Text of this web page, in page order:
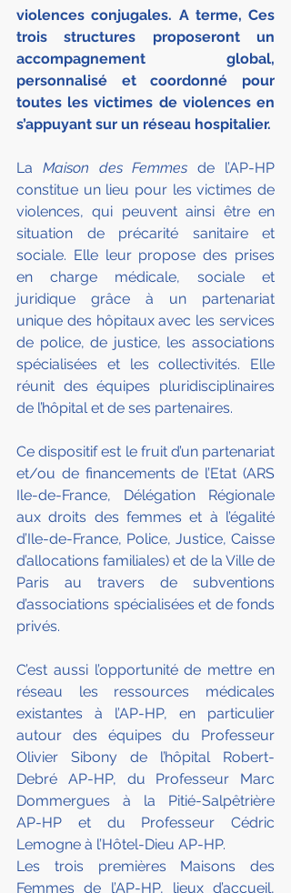
violences conjugales. A terme, Ces
trois structures proposeront un
accompagnement global,
personnalisé et coordonné pour
toutes les victimes de violences en
s’appuyant sur un réseau hospitalier.
La Maison des Femmes de l’AP-HP
constitue un lieu pour les victimes de
violences, qui peuvent ainsi être en
situation de précarité sanitaire et
sociale. Elle leur propose des prises
en charge médicale, sociale et
juridique grâce à un partenariat
unique des hôpitaux avec les services
de police, de justice, les associations
spécialisées et les collectivités. Elle
réunit des équipes pluridisciplinaires
de l’hôpital et de ses partenaires.
Ce dispositif est le fruit d’un partenariat
et/ou de financements de l’Etat (ARS
Ile-de-France, Délégation Régionale
aux droits des femmes et à l’égalité
d’Ile-de-France, Police, Justice, Caisse
d’allocations familiales) et de la Ville de
Paris au travers de subventions
d’associations spécialisées et de fonds
privés.
C’est aussi l’opportunité de mettre en
réseau les ressources médicales
existantes à l’AP-HP, en particulier
autour des équipes du Professeur
Olivier Sibony de l’hôpital Robert-
Debré AP-HP, du Professeur Marc
Dommergues à la Pitié-Salpêtrière
AP-HP et du Professeur Cédric
Lemogne à l’Hôtel-Dieu AP-HP.
Les trois premières Maisons des
Femmes de l’AP-HP, lieux d’accueil,